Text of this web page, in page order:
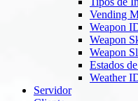
Vending
Weapon
Weapon
Weapon
Estados
Weather
Servidor